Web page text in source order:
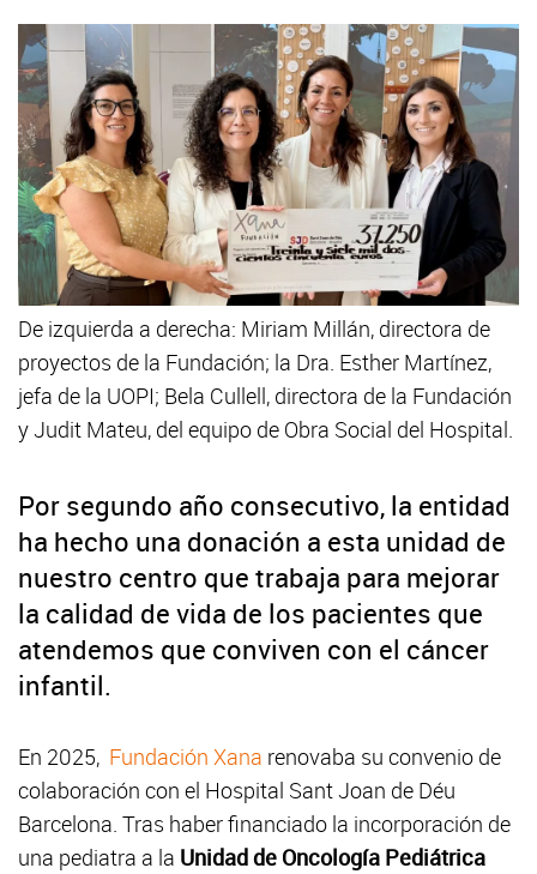
De izquierda a derecha: Miriam Millán, directora de
proyectos de la Fundación; la Dra. Esther Martínez,
jefa de la UOPI; Bela Cullell, directora de la Fundación
y Judit Mateu, del equipo de Obra Social del Hospital.
Por segundo año consecutivo, la entidad
ha hecho una donación a esta unidad de
nuestro centro que trabaja para mejorar
la calidad de vida de los pacientes que
atendemos que conviven con el cáncer
infantil.
En 2025, Fundación Xana renovaba su convenio de
colaboración con el Hospital Sant Joan de Déu
Barcelona. Tras haber financiado la incorporación de
una pediatra a la Unidad de Oncología Pediátrica